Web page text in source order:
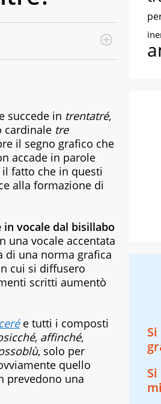
succede in trentatré,
cardinale tre
il segno grafico che
accade in parole
fatto che in questi
alla formazione di
in vocale dal bisillabo
una vocale accentata
di una norma grafica
cui si diffusero
scritti aumentò
e tutti i composti
, affinché,
, solo per
quello
prevedono una